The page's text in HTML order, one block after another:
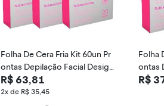
Folha De Cera Fria Kit 60un Pr
ontas Depilação Facial Design
Sobrancelhas Rosa Modelage
m Depilflax
R$ 63,81
2x de R$ 35,45
Folha
ontas
R$